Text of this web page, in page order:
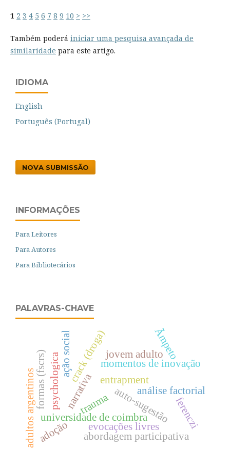
1 2 3 4 5 6 7 8 9 10 > >>
Também poderá iniciar uma pesquisa avançada de
similaridade para este artigo.
IDIOMA
English
Português (Portugal)
NOVA SUBMISSÃO
INFORMAÇÕES
Para Leitores
Para Autores
Para Bibliotecários
PALAVRAS-CHAVE
auto-sugestão
universidade de coimbra
psychologica análise factorial
narrativa
momentos de inovação
entrapment
evocações livres
crack (droga)
abordagem participativa
adultos argentinos
ação social jovem adulto
ferenczi
trauma
Ãmpeto
formas (fscrs)
adoção